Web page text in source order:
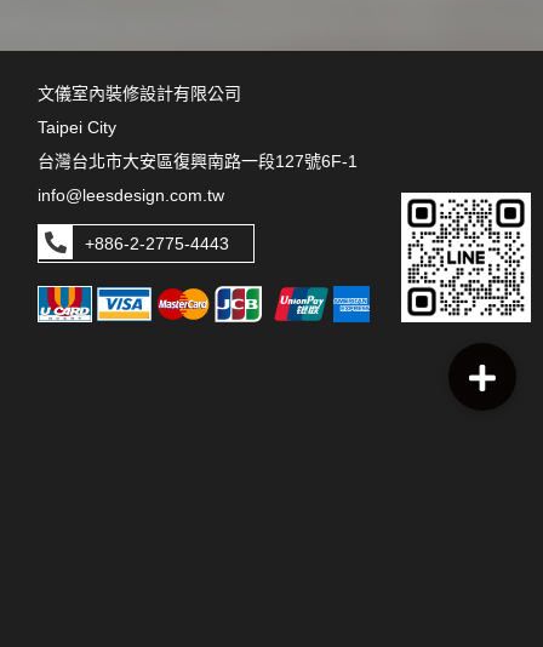
文儀室內裝修設計有限公司
Taipei City
台灣台北市大安區復興南路一段127號6F-1
info@leesdesign.com.tw
+886-2-2775-4443